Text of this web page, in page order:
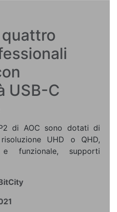
USB-C
di AOC sono dotati di
UHD o QHD,
funzionale, supporti